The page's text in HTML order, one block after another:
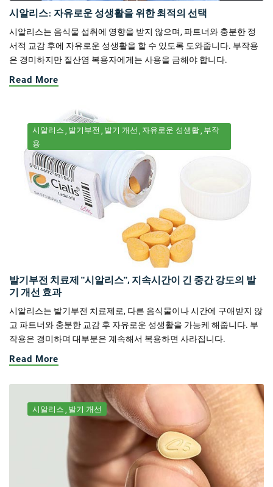
시알리스: 자유로운 성생활을 위한 최적의 선택
시알리스는 음식물 섭취에 영향을 받지 않으며, 파트너와 충분한 정
서적 교감 후에 자유로운 성생활을 할 수 있도록 도와줍니다. 부작용
은 경미하지만 질산염 복용자에게는 사용을 금해야 합니다.
Read More
시알리스 발기부전 발기 개선 자유로운 성생활 부작
용
발기부전 치료제 "시알리스", 지속시간이 긴 중간 강도의 발
기 개선 효과
시알리스는 발기부전 치료제로, 다른 음식물이나 시간에 구애받지 않
고 파트너와 충분한 교감 후 자유로운 성생활을 가능케 해줍니다. 부
작용은 경미하며 대부분은 계속해서 복용하면 사라집니다.
Read More
시알리스 발기 개선